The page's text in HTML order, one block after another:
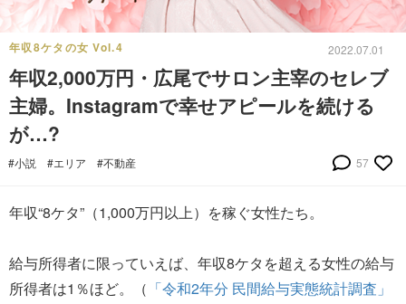
年収8ケタの女 Vol.4 2022.07.01
年収2,000万円・広尾でサロン主宰のセレブ
主婦。Instagramで幸せアピールを続ける
が…?
#小説 #エリア #不動産 57
年収“8ケタ”（1,000万円以上）を稼ぐ女性たち。
給与所得者に限っていえば、年収8ケタを超える女性の給与
所得者は1％ほど。（ 「令和2年分 民間給与実態統計調査」